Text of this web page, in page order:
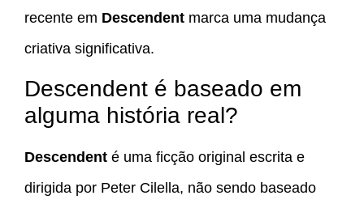
recente em Descendent marca uma mudança
criativa significativa.
Descendent é baseado em
alguma história real?
Descendent é uma ficção original escrita e
dirigida por Peter Cilella, não sendo baseado